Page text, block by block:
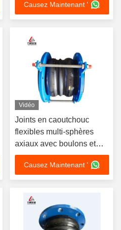
aux huiles
Causez Maintenant '
Vidéo
Joints en caoutchouc
flexibles multi-sphères
axiaux avec boulons et
écrous
Causez Maintenant '